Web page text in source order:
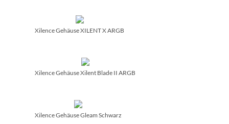
Xilence Gehäuse XILENT X ARGB
Xilence Gehäuse Xilent Blade II ARGB
Xilence Gehäuse Gleam Schwarz